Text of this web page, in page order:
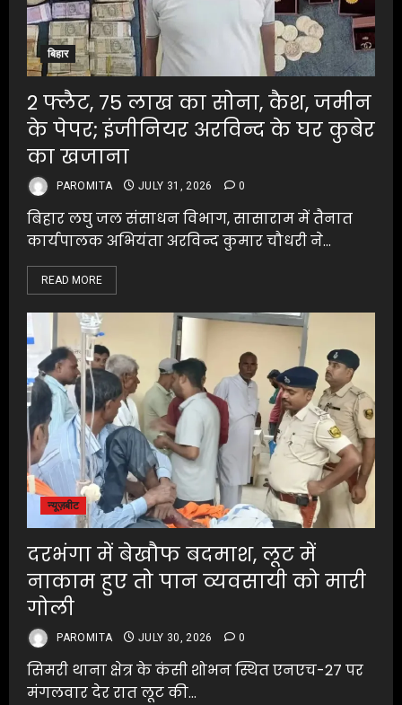
बिहार
2 फ्लैट, 75 लाख का सोना, कैश, जमीन
के पेपर; इंजीनियर अरविन्द के घर कुबेर
का खजाना
PAROMITA JULY 31, 2026 0
बिहार लघु जल संसाधन विभाग, सासाराम में तैनात
कार्यपालक अभियंता अरविन्द कुमार चौधरी ने...
READ MORE
न्यूज़बीट
दरभंगा में बेखौफ बदमाश, लूट में
नाकाम हुए तो पान व्यवसायी को मारी
गोली
PAROMITA JULY 30, 2026 0
सिमरी थाना क्षेत्र के कंसी शोभन स्थित एनएच-27 पर
मंगलवार देर रात लूट की...